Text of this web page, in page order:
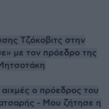
Τζόκοβιτς στην
με τον πρόεδρο της
ο πρόεδρος του
- Μου ζήτησε η